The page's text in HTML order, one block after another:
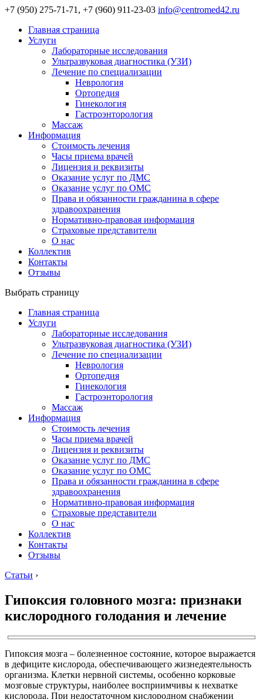
+7 (950) 275-71-71, +7 (960) 911-23-03 info@centromed42.ru
Главная страница
Услуги
Лабораторные исследования
Ультразвуковая диагностика (УЗИ)
Лечение по специализации
Неврология
Ортопедия
Гинекология
Гастроэнторология
Массаж
Информация
Стоимость лечения
Часы приема врачей
Лицензия и реквизиты
Оказание услуг по ДМС
Оказание услуг по ОМС
Права и обязанности гражданина в сфере
здравоохранения
Нормативно-правовая информация
Страховые представители
О нас
Коллектив
Контакты
Отзывы
Выбрать страницу
Главная страница
Услуги
Лабораторные исследования
Ультразвуковая диагностика (УЗИ)
Лечение по специализации
Неврология
Ортопедия
Гинекология
Гастроэнторология
Массаж
Информация
Стоимость лечения
Часы приема врачей
Лицензия и реквизиты
Оказание услуг по ДМС
Оказание услуг по ОМС
Права и обязанности гражданина в сфере
здравоохранения
Нормативно-правовая информация
Страховые представители
О нас
Коллектив
Контакты
Отзывы
Статьи ›
Гипоксия головного мозга: признаки
кислородного голодания и лечение
Гипоксия мозга – болезненное состояние, которое выражается
в дефиците кислорода, обеспечивающего жизнедеятельность
организма. Клетки нервной системы, особенно корковые
мозговые структуры, наиболее восприимчивы к нехватке
кислорода. При недостаточном кислородном снабжении